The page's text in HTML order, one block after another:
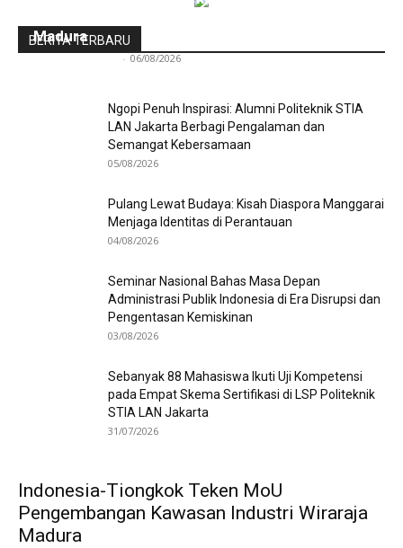
BERITA TERBARU
Madura
- 06/08/2026
Ngopi Penuh Inspirasi: Alumni Politeknik STIA
LAN Jakarta Berbagi Pengalaman dan
Semangat Kebersamaan
05/08/2026
Pulang Lewat Budaya: Kisah Diaspora Manggarai
Menjaga Identitas di Perantauan
04/08/2026
Seminar Nasional Bahas Masa Depan
Administrasi Publik Indonesia di Era Disrupsi dan
Pengentasan Kemiskinan
03/08/2026
Sebanyak 88 Mahasiswa Ikuti Uji Kompetensi
pada Empat Skema Sertifikasi di LSP Politeknik
STIA LAN Jakarta
31/07/2026
Indonesia-Tiongkok Teken MoU
Pengembangan Kawasan Industri Wiraraja
Madura